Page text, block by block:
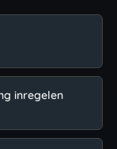
inregelen